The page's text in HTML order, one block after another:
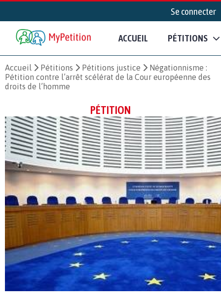
Se connecter
ACCUEIL PÉTITIONS
Accueil Pétitions Pétitions justice
Négationnisme :
Pétition contre l’arrêt scélérat de la Cour européenne des
droits de l’homme
PÉTITION